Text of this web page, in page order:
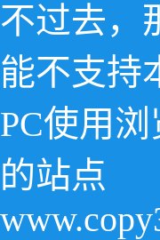
不过去，
能不支持
PC使用
的站点